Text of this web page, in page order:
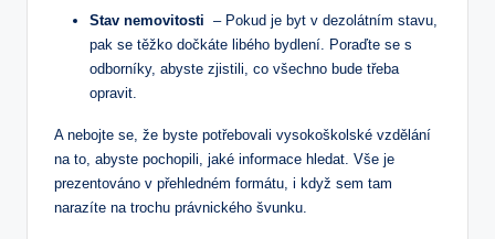
Stav ⁣nemovitosti ‍ – Pokud⁣ je byt‌ v dezolátním stavu,
pak se těžko dočkáte​ libého‍ bydlení. ‌Poraďte se ‍s
odborníky, abyste​ zjistili,⁣ co ​všechno bude ⁣třeba
opravit.
A ⁢nebojte ⁤se,⁤ že ⁤byste⁤ potřebovali vysokoškolské ​vzdělání
na to,⁤ abyste ‍pochopili, jaké⁣ informace⁣ hledat. Vše ‍je​
prezentováno v přehledném formátu, ‍i když sem ​tam
narazíte na trochu právnického švunku.